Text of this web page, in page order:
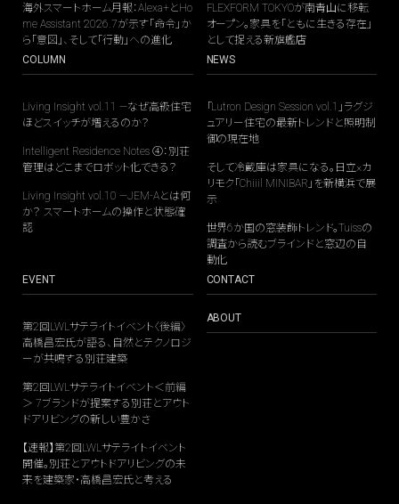
海外スマートホーム月報：Alexa+とHo
me Assistant 2026.7が示す「命令」か
ら「意図」、そして「行動」への進化
FLEXFORM TOKYOが南青山に移転
オープン。家具を「ともに生きる存在」
として捉える新旗艦店
COLUMN
Living Insight vol.11 —なぜ高級住宅
ほどスイッチが増えるのか？
Intelligent Residence Notes ④：別荘
管理はどこまでロボット化できる？
Living Insight vol.10 —JEM-Aとは何
か？ スマートホームの操作と状態確
認
NEWS
「Lutron Design Session vol.1」ラグジ
ュアリー住宅の最新トレンドと照明制
御の現在地
そして冷蔵庫は家具になる。日立×カ
リモク「Chiiil MINIBAR」を新横浜で展
示
世界6か国の窓装飾トレンド。Tuissの
調査から読むブラインドと窓辺の自
動化
EVENT
第2回LWLサテライトイベント〈後編〉
高橋昌宏氏が語る、自然とテクノロジ
ーが共鳴する別荘建築
第2回LWLサテライトイベント＜前編
＞ 7ブランドが提案する別荘とアウト
ドアリビングの新しい豊かさ
【速報】第2回LWLサテライトイベント
開催。別荘とアウトドアリビングの未
来を建築家・高橋昌宏氏と考える
CONTACT
ABOUT